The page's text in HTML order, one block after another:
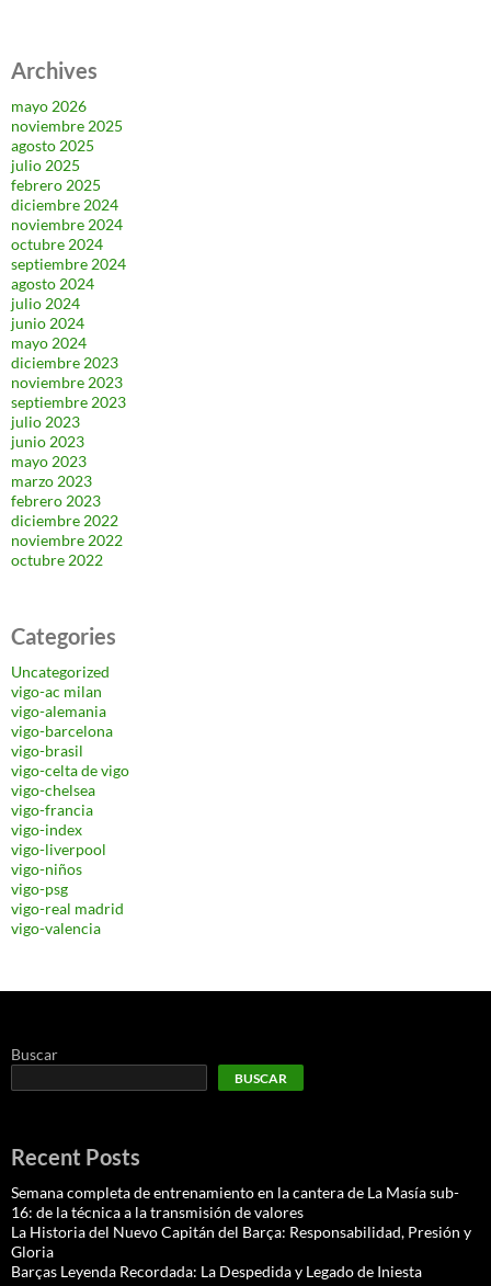
Archives
mayo 2026
noviembre 2025
agosto 2025
julio 2025
febrero 2025
diciembre 2024
noviembre 2024
octubre 2024
septiembre 2024
agosto 2024
julio 2024
junio 2024
mayo 2024
diciembre 2023
noviembre 2023
septiembre 2023
julio 2023
junio 2023
mayo 2023
marzo 2023
febrero 2023
diciembre 2022
noviembre 2022
octubre 2022
Categories
Uncategorized
vigo-ac milan
vigo-alemania
vigo-barcelona
vigo-brasil
vigo-celta de vigo
vigo-chelsea
vigo-francia
vigo-index
vigo-liverpool
vigo-niños
vigo-psg
vigo-real madrid
vigo-valencia
Buscar
BUSCAR
Recent Posts
Semana completa de entrenamiento en la cantera de La Masía sub-
16: de la técnica a la transmisión de valores
La Historia del Nuevo Capitán del Barça: Responsabilidad, Presión y
Gloria
Barças Leyenda Recordada: La Despedida y Legado de Iniesta